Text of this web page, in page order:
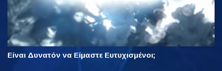
Είναι Δυνατόν να Είμαστε Ευτυχισμένοι;